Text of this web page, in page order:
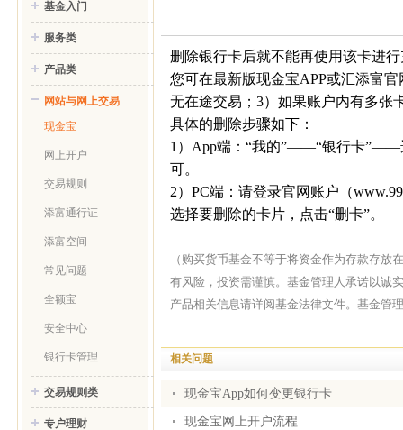
基金入门
服务类
产品类
网站与网上交易
现金宝
网上开户
交易规则
添富通行证
添富空间
常见问题
全额宝
安全中心
银行卡管理
交易规则类
专户理财
删除银行卡后就不能再使用该卡进
您可在最新版现金宝APP或汇添富官
无在途交易； 3）如果账户内有多张
具体的删除步骤如下：
1 ） App端：“我的”——“银行卡”——
可。
2） PC端：请登录官网账户（
选择要删除的卡片，点击“删卡”。
（购买货币基金不等于将资金作为存款存
有风险，投资需谨慎。基金管理人承诺以诚
产品相关信息请详阅基金法律文件。基金管
相关问题
现金宝App如何变更银行卡
现金宝网上开户流程